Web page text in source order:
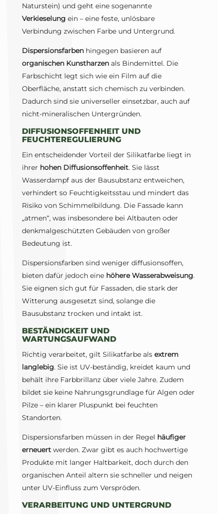
Naturstein) und geht eine sogenannte
Verkieselung ein – eine feste, unlösbare
Verbindung zwischen Farbe und Untergrund.
Dispersionsfarbenhingegen basieren auf
organischen Kunstharzenals Bindemittel. Die
Farbschicht legt sich wie ein Film auf die
Oberfläche, anstatt sich chemisch zu verbinden.
Dadurch sind sie universeller einsetzbar, auch auf
nicht-mineralischen Untergründen.
DIFFUSIONSOFFENHEIT UND
FEUCHTEREGULIERUNG
Ein entscheidender Vorteil der Silikatfarbe liegt in
ihrer hohen Diffusionsoffenheit. Sie lässt
Wasserdampf aus der Bausubstanz entweichen,
verhindert so Feuchtigkeitsstau und mindert das
Risiko von Schimmelbildung. Die Fassade kann
„atmen“, was insbesondere bei Altbauten oder
denkmalgeschützten Gebäuden von großer
Bedeutung ist.
Dispersionsfarben sind weniger diffusionsoffen,
bieten dafür jedoch eine höhere Wasserabweisung.
Sie eignen sich gut für Fassaden, die stark der
Witterung ausgesetzt sind, solange die
Bausubstanz trocken und intakt ist.
BESTÄNDIGKEIT UND
WARTUNGSAUFWAND
Richtig verarbeitet, gilt Silikatfarbe als extrem
langlebig. Sie ist UV-beständig, kreidet kaum und
behält ihre Farbbrillanz über viele Jahre. Zudem
bildet sie keine Nahrungsgrundlage für Algen oder
Pilze – ein klarer Pluspunkt bei feuchten
Standorten.
Dispersionsfarben müssen in der Regel häufiger
erneuertwerden. Zwar gibt es auch hochwertige
Produkte mit langer Haltbarkeit, doch durch den
organischen Anteil altern sie schneller und neigen
unter UV-Einfluss zum Verspröden.
VERARBEITUNG UND UNTERGRUND